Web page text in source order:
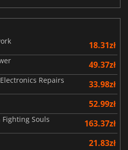
18.31zł
49.37zł
Repairs 33.98zł
52.99zł
Souls 163.37zł
21.83zł